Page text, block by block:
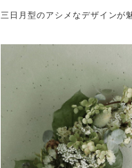
三日月型のアシメなデザインが